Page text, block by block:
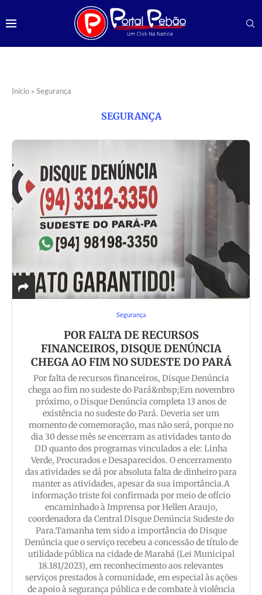
Início » Segurança
SEGURANÇA
Segurança
POR FALTA DE RECURSOS
FINANCEIROS, DISQUE DENÚNCIA
CHEGA AO FIM NO SUDESTE DO PARÁ
Por falta de recursos financeiros, Disque Denúncia
chega ao fim no sudeste do Pará&nbsp;Em novembro
próximo, o Disque Denúncia completa 13 anos de
existência no sudeste do Pará. Deveria ser um
momento de comemoração, mas não será, porque no
dia 30 desse mês se encerram as atividades tanto do
DD quanto dos programas vinculados a ele: Linha
Verde, Procurados e Desaparecidos. O encerramento
das atividades se dá por absoluta falta de dinheiro para
manter as atividades, apesar da sua importância.A
informação triste foi confirmada por meio de ofício
encaminhado à Imprensa por Hellen Araujo,
coordenadora da Central Disque Denúncia Sudeste do
Para.Tamanha tem sido a importância do Disque
Denúncia que o serviço recebeu a concessão de título de
utilidade pública na cidade de Marabá (Lei Municipal
18.181/2023), em reconhecimento aos relevantes
serviços prestados à comunidade, em especial às ações
de apoio à segurança pública e de combate à violência